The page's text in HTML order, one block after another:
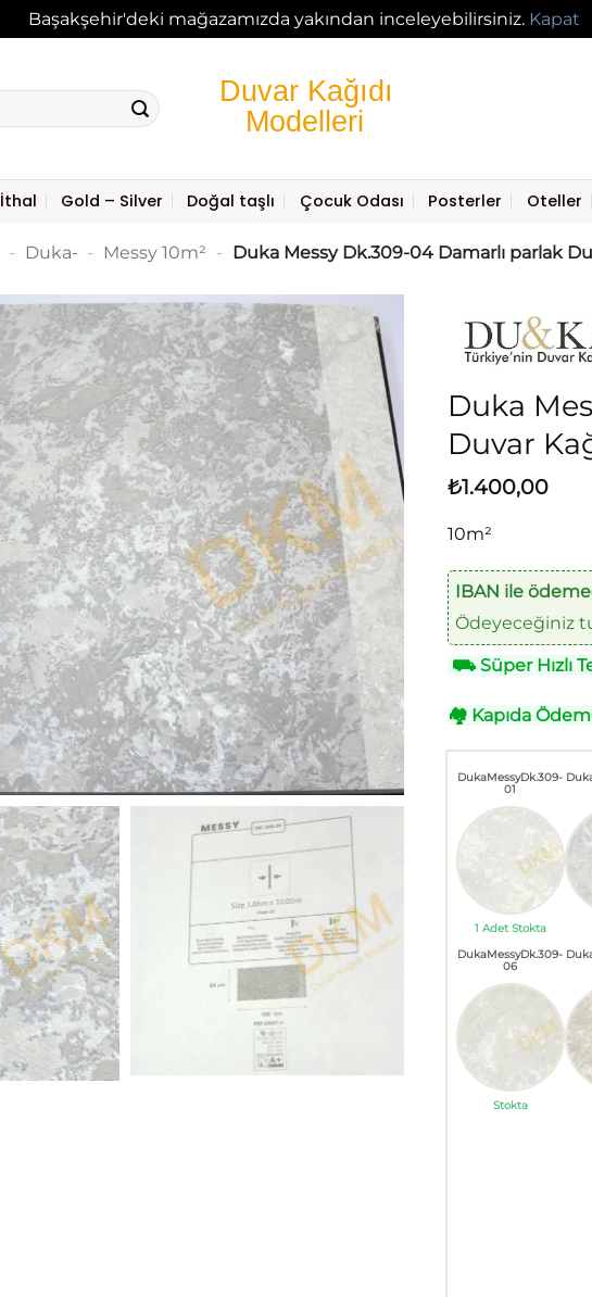
Başakşehir'deki mağazamızda yakından inceleyebilirsiniz. Kapat
İthal Gold – Silver Doğal taşlı Çocuk Odası Posterler Oteller
- Duka- - Messy 10m² - Duka Messy Dk.309-04 Damarlı parlak
Duka
Duvar
₺1.400,00
10m²
IBAN ile
Ödeyeceğiniz
⛟Süper Hızlı
🏘 Kapıda
DukaMessyDk.309-
01
1 Adet Stokta
DukaMessyDk.309-
06
Stokta